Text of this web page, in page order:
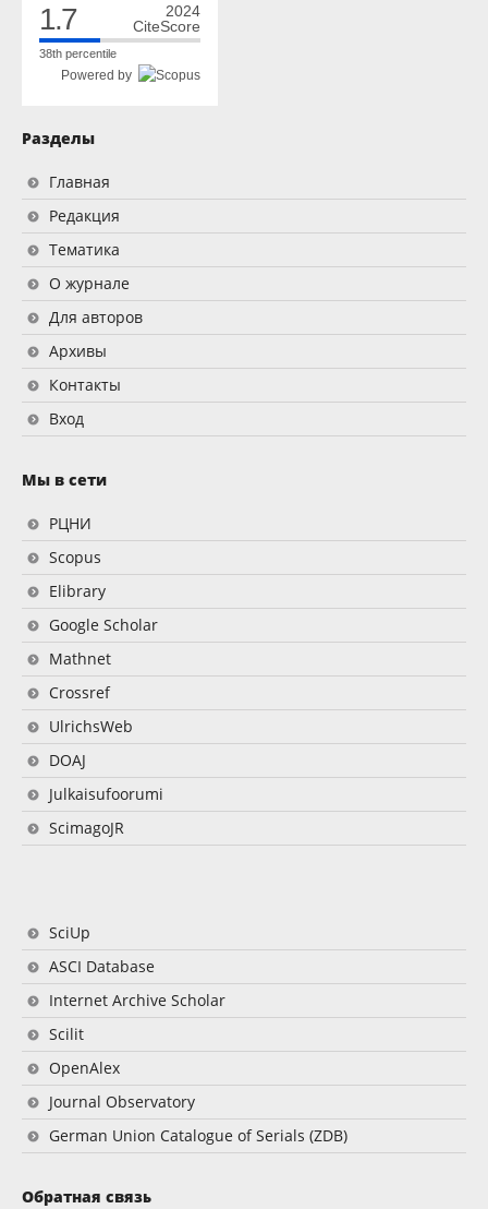
1.7
2024
CiteScore
38th percentile
Powered by
Разделы
Главная
Редакция
Тематика
О журнале
Для авторов
Архивы
Контакты
Вход
Мы в сети
РЦНИ
Scopus
Elibrary
Google Scholar
Mathnet
Crossref
UlrichsWeb
DOAJ
Julkaisufoorumi
ScimagoJR
SciUp
ASCI Database
Internet Archive Scholar
Scilit
OpenAlex
Journal Observatory
German Union Catalogue of Serials (ZDB)
Обратная связь